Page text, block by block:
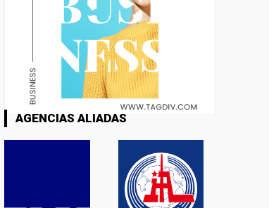
AGENCIAS ALIADAS